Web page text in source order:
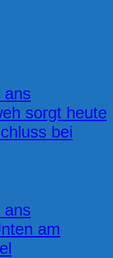
ans
sorgt heute
bei
ans
am